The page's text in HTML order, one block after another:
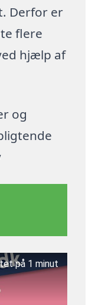
Derfor er
flere
hjælp af
og
på 1 minut